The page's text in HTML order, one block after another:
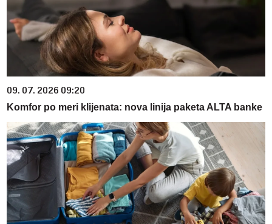
09. 07. 2026 09:20
Komfor po meri klijenata: nova linija paketa ALTA banke